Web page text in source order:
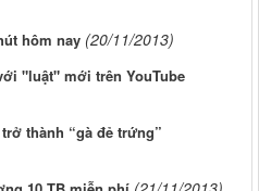
hôm nay (20/11/2013)
"luật" mới trên YouTube
thành “gà đẻ trứng”